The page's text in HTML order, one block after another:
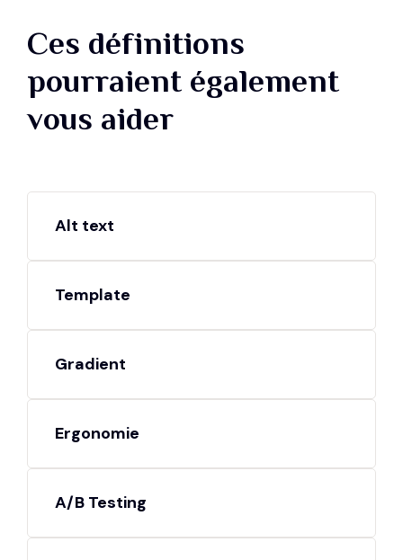
Ces définitions
pourraient également
vous aider
Alt text
Template
Gradient
Ergonomie
A/B Testing